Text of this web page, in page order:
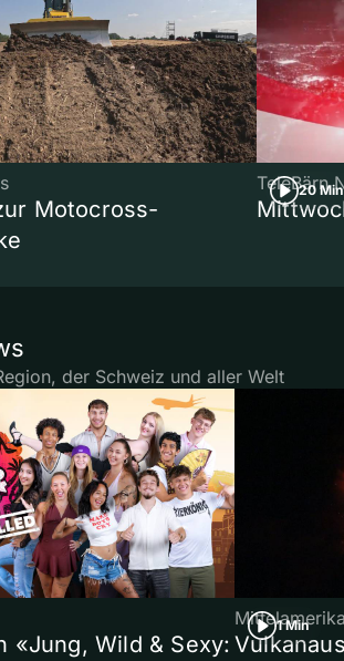
Motocross-
20 Min
TeleBärn
der Schweiz und aller Welt
«Jung, Wild & Sexy:
1 Min